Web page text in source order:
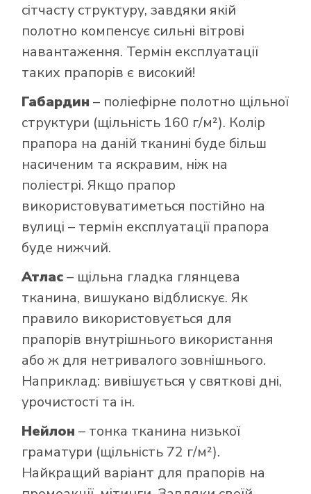
сітчасту структуру, завдяки якій
полотно компенсує сильні вітрові
навантаження. Термін експлуатації
таких прапорів є високий!
Габардин – поліефірне полотно щільної
структури (щільність 160 г/м²). Колір
прапора на даній тканині буде більш
насиченим та яскравим, ніж на
поліестрі. Якщо прапор
використовуватиметься постійно на
вулиці – термін експлуатації прапора
буде нижчий.
Атлас– щільна гладка глянцева
тканина, вишукано відблискує. Як
правило використовується для
прапорів внутрішнього використання
або ж для нетривалого зовнішнього.
Наприклад: вивішується у святкові дні,
урочистості та ін.
Нейлон – тонка тканина низької
граматури (щільність 72 г/м²).
Найкращий варіант для прапорів на